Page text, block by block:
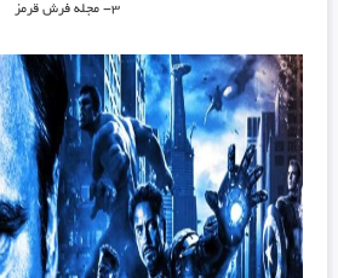
۳- مجله فرش قرمز